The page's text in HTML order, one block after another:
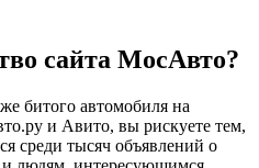
сайта МосАвто?
битого автомобиля на
и Авито, вы рискуете тем,
среди тысяч объявлений о